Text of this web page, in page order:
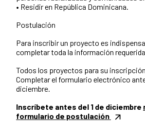
• Residir en República Dominicana.
Postulación
Para inscribir un proyecto es
completar toda la información requerida.
Todos los proyectos para su
Completar el formulario electrónico
diciembre.
Inscríbete antes del 1 de diciembre
formulario de postulación